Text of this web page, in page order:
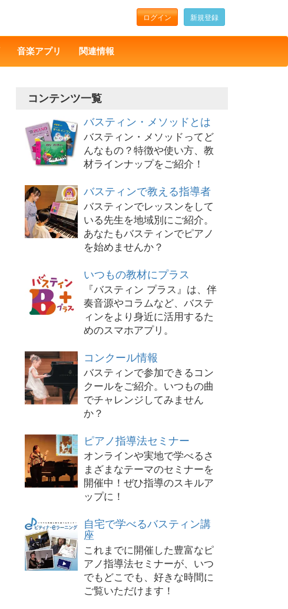
ログイン 新規登録
音楽アプリ 関連情報
コンテンツ一覧
バスティン・メソッドとは
バスティン・メソッドってど
んなもの？特徴や使い方、教
材ラインナップをご紹介！
バスティンで教える指導者
バスティンでレッスンをして
いる先生を地域別にご紹介。
あなたもバスティンでピアノ
を始めませんか？
いつもの教材にプラス
『バスティン プラス』は、伴
奏音源やコラムなど、バステ
ィンをより身近に活用するた
めのスマホアプリ。
コンクール情報
バスティンで参加できるコン
クールをご紹介。いつもの曲
でチャレンジしてみません
か？
ピアノ指導法セミナー
オンラインや実地で学べるさ
まざまなテーマのセミナーを
開催中！ぜひ指導のスキルア
ップに！
自宅で学べるバスティン講
座
これまでに開催した豊富なピ
アノ指導法セミナーが、いつ
でもどこでも、好きな時間に
ご覧いただけます！